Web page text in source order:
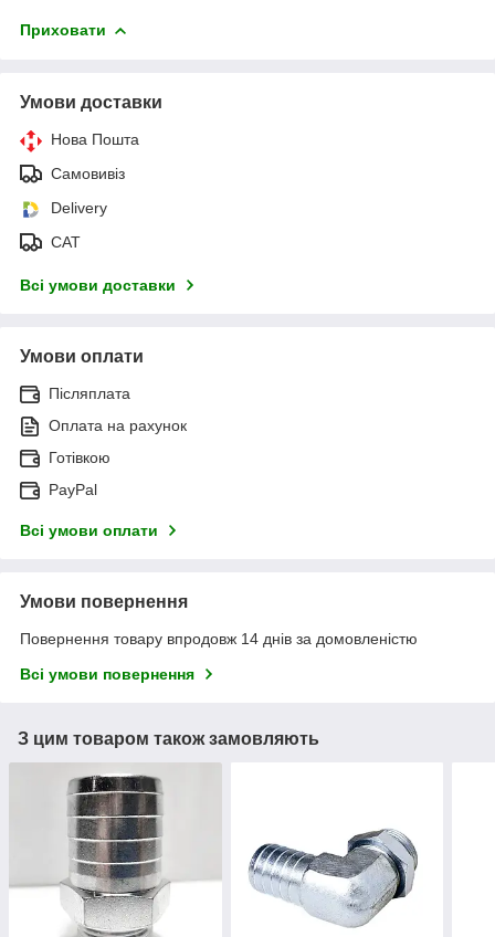
Приховати
Умови доставки
Нова Пошта
Самовивіз
Delivery
САТ
Всі умови доставки
Умови оплати
Післяплата
Оплата на рахунок
Готівкою
PayPal
Всі умови оплати
Умови повернення
Повернення товару впродовж 14 днів за домовленістю
Всі умови повернення
З цим товаром також замовляють